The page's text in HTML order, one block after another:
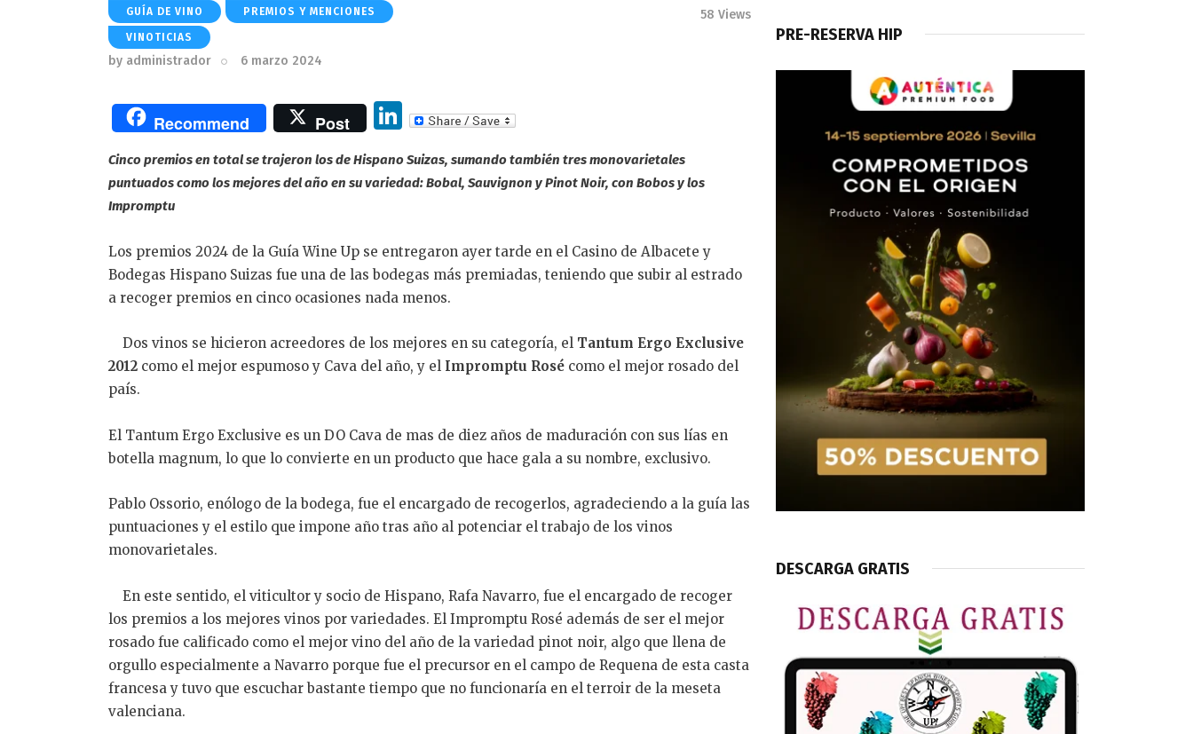
GUÍA DE VINO PREMIOS Y MENCIONES
VINOTICIAS
by administrador 6 marzo 2024
58 Views
Recommend Post
Li
k
n
Cinco premios en total se trajeron los de Hispano Suizas, sumando también tres monovarietales
puntuados como los mejores del año en su variedad: Bobal, Sauvignon y Pinot Noir, con Bobos y los
Impromptu
Los premios 2024 de la Guía Wine Up se entregaron ayer tarde en el Casino de Albacete y
Bodegas Hispano Suizas fue una de las bodegas más premiadas, teniendo que subir al estrado
a recoger premios en cinco ocasiones nada menos.
Dos vinos se hicieron acreedores de los mejores en su categoría, el Tantum Ergo Exclusive
2012 como el mejor espumoso y Cava del año, y el Impromptu Rosé como el mejor rosado del
país.
El Tantum Ergo Exclusive es un DO Cava de mas de diez años de maduración con sus lías en
botella magnum, lo que lo convierte en un producto que hace gala a su nombre, exclusivo.
Pablo Ossorio, enólogo de la bodega, fue el encargado de recogerlos, agradeciendo a la guía las
puntuaciones y el estilo que impone año tras año al potenciar el trabajo de los vinos
monovarietales.
En este sentido, el viticultor y socio de Hispano, Rafa Navarro, fue el encargado de recoger
los premios a los mejores vinos por variedades. El Impromptu Rosé además de ser el mejor
rosado fue calificado como el mejor vino del año de la variedad pinot noir, algo que llena de
orgullo especialmente a Navarro porque fue el precursor en el campo de Requena de esta casta
francesa y tuvo que escuchar bastante tiempo que no funcionaría en el terroir de la meseta
valenciana.
PRE-RESERVA HIP
DESCARGA GRATIS